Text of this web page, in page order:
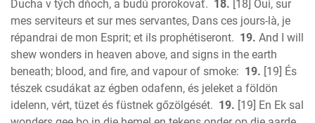
Ducha v tých dňoch, a budú prorokovať. 18. [18] Oui, sur
mes serviteurs et sur mes servantes, Dans ces jours-là, je
répandrai de mon Esprit; et ils prophétiseront. 19. And I will
shew wonders in heaven above, and signs in the earth
beneath; blood, and fire, and vapour of smoke: 19. [19] És
tészek csudákat az égben odafenn, és jeleket a földön
idelenn, vért, tüzet és füstnek gőzölgését. 19. [19] En Ek sal